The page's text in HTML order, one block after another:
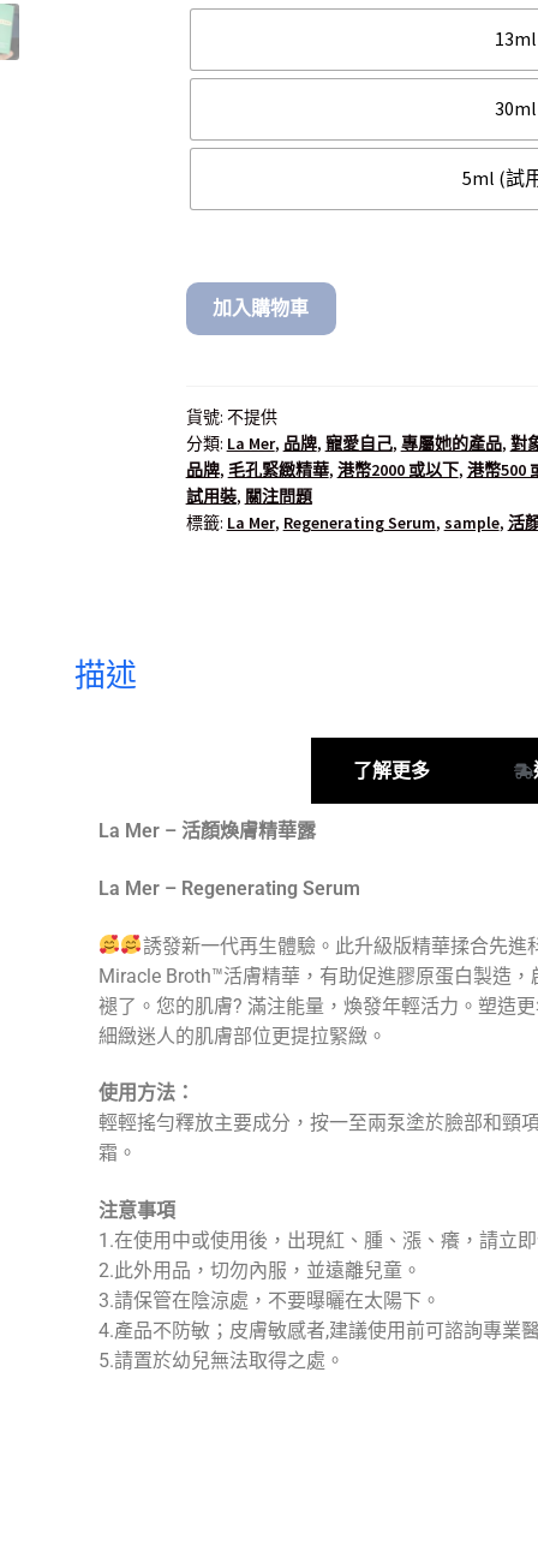
13ml
30ml
5ml (試
加入購物車
貨號: 不提供
分類: La Mer, 品牌, 寵愛自己, 專屬她的產品, 對
品牌, 毛孔緊緻精華, 港幣2000 或以下, 港幣500
試用裝, 關注問題
標籤: La Mer, Regenerating Serum, sample, 活
描述
了解更多
La Mer – 活顏煥膚精華露
La Mer – Regenerating Serum
誘發新一代再生體驗。此升級版精華揉合先
Miracle Broth™活膚精華，有助促進膠原蛋白製造
褪了。您的肌膚? 滿注能量，煥發年輕活力。塑造
細緻迷人的肌膚部位更提拉緊緻。
使用方法：
輕輕搖勻釋放主要成分，按一至兩泵塗於臉部和頸
霜。
注意事項
1.在使用中或使用後，出現紅、腫、漲、癢，請立
2.此外用品，切勿內服，並遠離兒童。
3.請保管在陰涼處，不要曝曬在太陽下。
4.產品不防敏；皮膚敏感者,建議使用前可諮詢專業
5.請置於幼兒無法取得之處。